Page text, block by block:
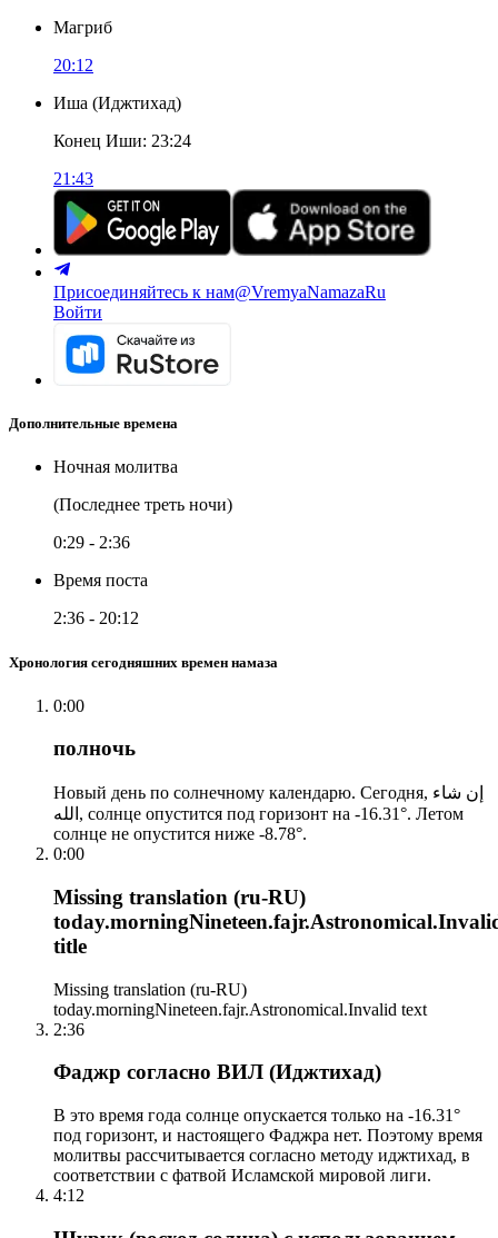
Магриб
20:12
Иша (Иджтихад)
Конец Иши: 23:24
21:43
Присоединяйтесь к нам@VremyaNamazaRu
Войти
Дополнительные времена
Ночная молитва
(Последнее треть ночи)
0:29 - 2:36
Время поста
2:36 - 20:12
Хронология сегодняшних времен намаза
0:00
полночь
Новый день по солнечному календарю. Сегодня, إن شاء
الله, солнце опустится под горизонт на -16.31°. Летом
солнце не опустится ниже -8.78°.
0:00
Missing translation (ru-RU)
title
Missing translation (ru-RU)
today.morningNineteen.fajr.Astronomical.Invalid text
2:36
Фаджр согласно ВИЛ (Иджтихад)
В это время года солнце опускается только на -16.31°
под горизонт, и настоящего Фаджра нет. Поэтому время
молитвы рассчитывается согласно методу иджтихад, в
соответствии с фатвой Исламской мировой лиги.
4:12